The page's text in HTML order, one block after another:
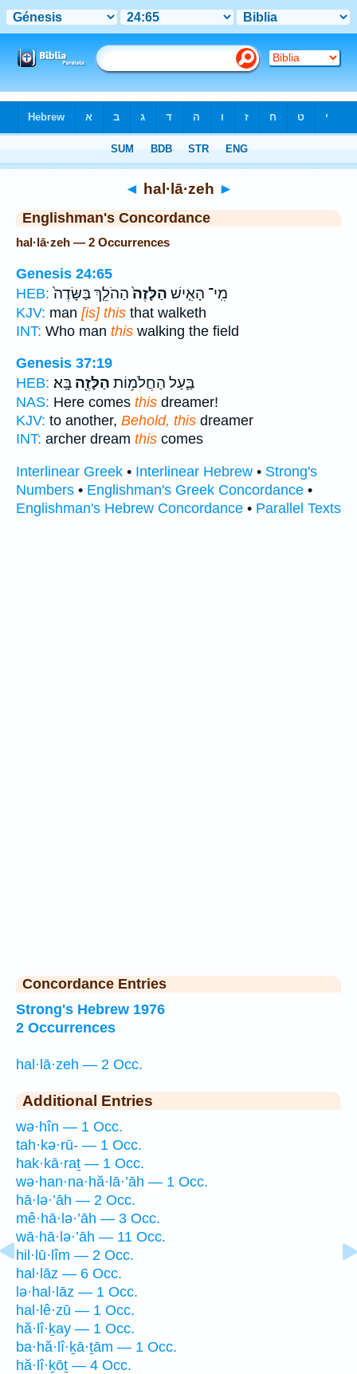
◄ hal·lā·zeh ►
Englishman's Concordance
hal·lā·zeh — 2 Occurrences
Genesis 24:65
HEB:
מִֽי־ הָאִ֤ישׁ הַלָּזֶה֙הַהֹלֵ֤ךְ בַּשָּׂדֶה֙
KJV: man [is] this that walketh
INT: Who man this walking the field
Genesis 37:19
HEB:
בַּ֛עַל הַחֲלֹמ֥וֹת הַלָּזֶ֖ה בָּֽא׃
NAS: Here comes this dreamer!
KJV: to another, Behold, this dreamer
INT: archer dream this comes
Interlinear Greek • Interlinear Hebrew • Strong's
Numbers • Englishman's Greek Concordance •
Englishman's Hebrew Concordance • Parallel Texts
Concordance Entries
Strong's Hebrew 1976
2 Occurrences
hal·lā·zeh — 2 Occ.
Additional Entries
wə·hîn — 1 Occ.
tah·kə·rū- — 1 Occ.
hak·kā·raṯ — 1 Occ.
wə·han·na·hă·lā·’āh — 1 Occ.
hā·lə·’āh — 2 Occ.
mê·hā·lə·’āh — 3 Occ.
wā·hā·lə·’āh — 11 Occ.
hil·lū·lîm — 2 Occ.
hal·lāz — 6 Occ.
lə·hal·lāz — 1 Occ.
hal·lê·zū — 1 Occ.
hă·lî·ḵay — 1 Occ.
ba·hă·lî·ḵā·ṯām — 1 Occ.
hă·lî·ḵōṯ — 4 Occ.